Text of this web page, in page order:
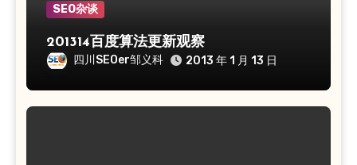
SEO杂谈
201314百度算法更新观察
四川SEOer邹义科 2013 年 1 月 13 日